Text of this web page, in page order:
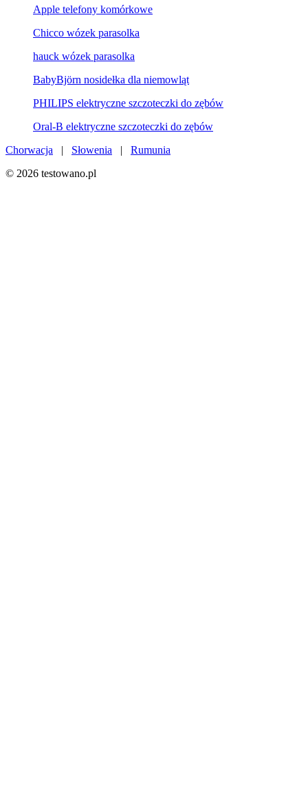
Apple telefony komórkowe
Chicco wózek parasolka
hauck wózek parasolka
BabyBjörn nosidełka dla niemowląt
PHILIPS elektryczne szczoteczki do zębów
Oral-B elektryczne szczoteczki do zębów
Chorwacja | Słowenia | Rumunia
© 2026 testowano.pl